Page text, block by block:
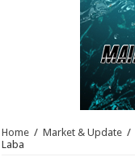
Home / Market & Update /
Laba